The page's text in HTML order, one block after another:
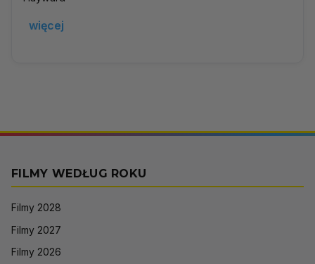
więcej
FILMY WEDŁUG ROKU
Filmy 2028
Filmy 2027
Filmy 2026